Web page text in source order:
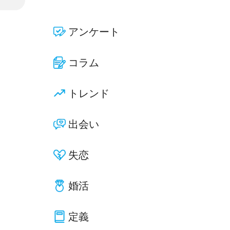
アンケート
コラム
トレンド
出会い
失恋
婚活
定義